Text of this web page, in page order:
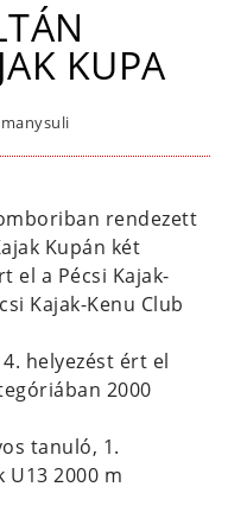
KUPA
rendezett
Kupán két
el a Pécsi Kajak-
Kajak-Kenu Club
helyezést ért el
2000
tanuló, 1.
U13 2000 m